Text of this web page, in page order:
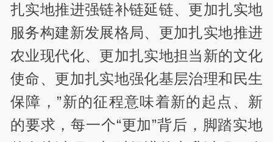
扎实地推进强链补链延链、更加扎实地
服务构建新发展格局、更加扎实地推进
农业现代化、更加扎实地担当新的文化
使命、更加扎实地强化基层治理和民生
保障，”新的征程意味着新的起点、新
的要求，每一个“更加”背后，脚踏实地